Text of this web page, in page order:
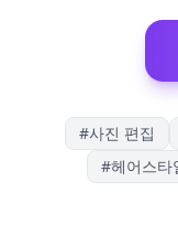
#사진 편집
#헤어스타